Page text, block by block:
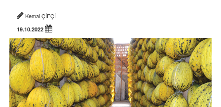
Kemal ÇİFÇİ
19.10.2022